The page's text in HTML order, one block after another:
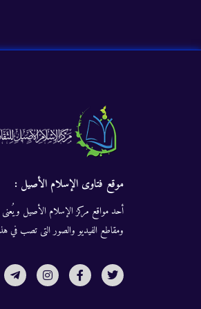
موقع فتاوى الإسلام الأصيل :
أحد مواقع مركز الإسلام الأصيل ويُعنى
ومقاطع الفيديو والصور التى تصب في